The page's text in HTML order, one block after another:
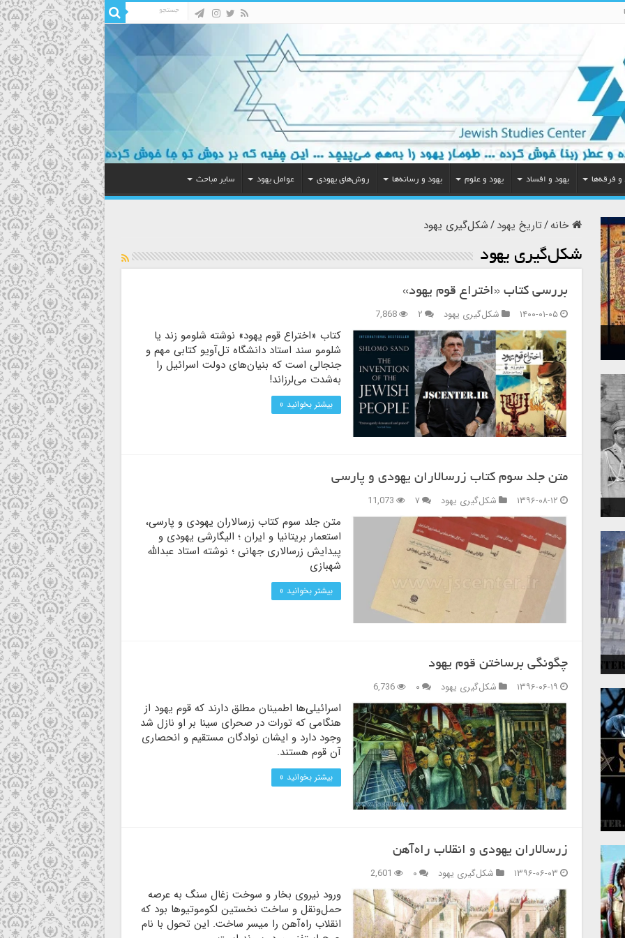
و فرقه‌ها یهود و افساد یهود و علوم یهود و رسانه‌ها روش‌های یهودی عوامل یهود سایر مباحث
خانه/تاریخ یهود/شکل‌گیری یهود
شکل‌گیری یهود
بررسی کتاب «اختراع قوم یهود»
۱۴۰۰-۰۱-۰۵
شکل‌گیری یهود ۲ 7,868
کتاب «اختراع قوم یهود» نوشته شلومو زند یا
شلومو سند استاد دانشگاه تل‌آویو کتابی مهم و
جنجالی است که بنیان‌های دولت اسرائیل را
به‌شدت می‌لرزاند!
بیشتر بخوانید »
متن جلد سوم کتاب زرسالاران یهودی و پارسی
۱۳۹۶-۰۸-۱۲
شکل‌گیری یهود ۷ 11,073
متن جلد سوم کتاب زرسالاران یهودی و پارسی،
استعمار بریتانیا و ایران ؛ الیگارشی یهودی و
پیدایش زرسالاری جهانی ؛ نوشته استاد عبدالله
شهبازی
بیشتر بخوانید »
چگونگی برساختن قوم یهود
۱۳۹۶-۰۶-۱۹
شکل‌گیری یهود ۰ 6,736
اسرائیلی‌ها اطمینان مطلق دارند که قوم یهود از
هنگامی که تورات در صحرای سینا بر او نازل شد
وجود دارد و ایشان نوادگان مستقیم و انحصاری
آن قوم هستند.
بیشتر بخوانید »
زرسالاران یهودی و انقلاب راه‌آهن
۱۳۹۶-۰۶-۰۳
شکل‌گیری یهود ۰ 2,601
ورود نیروی بخار و سوخت زغال سنگ به عرصه
حمل‌ونقل و ساخت نخستین لکوموتیوها بود که
انقلاب راه‌آهن را میسر ساخت. این تحول با نام
و